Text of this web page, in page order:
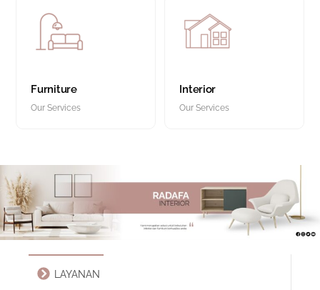
Furniture
Our Services
Interior
Our Services
LAYANAN